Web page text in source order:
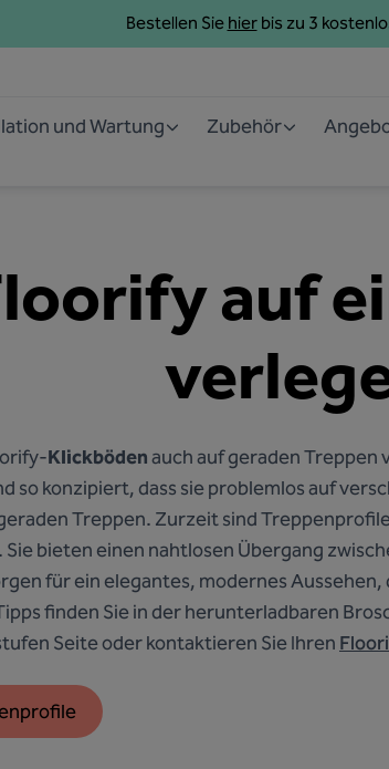
Bestellen Sie hierbis zu 3
und Wartung Zubehör
auf
Klickbödenauch auf geraden Treppen
so konzipiert, dass sie problemlos auf
Treppen. Zurzeit sind
bieten einen nahtlosen Übergang
für ein elegantes, modernes
finden Sie in der herunterladbaren
Seite oder kontaktieren Sie Ihren